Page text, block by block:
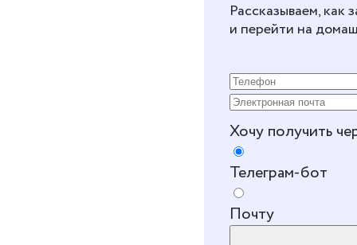
Рассказываем,
и перейти на
Хочу получить
Телеграм-бот
Почту